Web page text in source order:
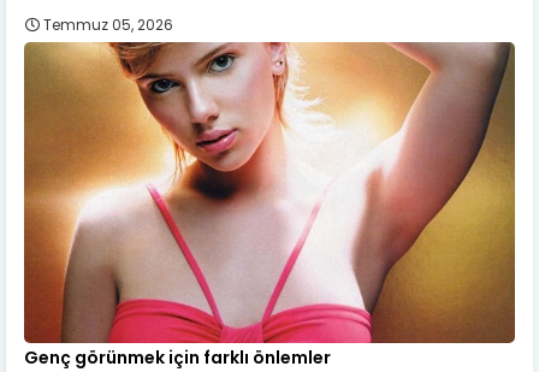
Temmuz 05, 2026
Genç görünmek için farklı önlemler